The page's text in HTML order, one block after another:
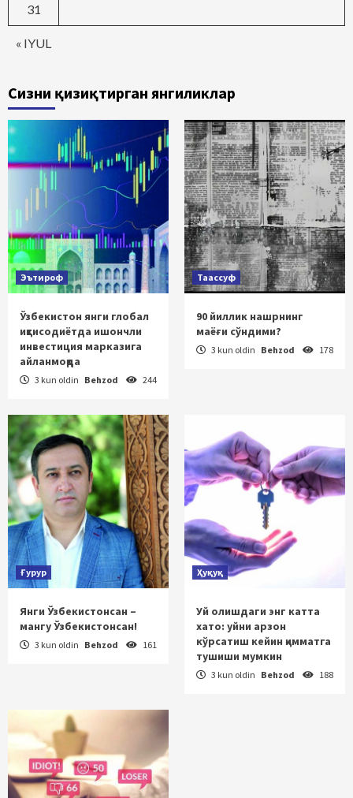
« IYUL
31
Сизни қизиқтирган янгиликлар
Эътироф
Ўзбекистон янги глобал
иқтисодиётда ишончли
инвестиция марказига
айланмоқда
3 kun oldin Behzod 244
Таассуф
90 йиллик нашрнинг
маёғи сўндими?
3 kun oldin Behzod 178
Ғурур
Янги Ўзбекистонсан –
мангу Ўзбекистонсан!
3 kun oldin Behzod 161
Ҳуқуқ
Уй олишдаги энг катта
хато: уйни арзон
кўрсатиш кейин қимматга
тушиши мумкин
3 kun oldin Behzod 188